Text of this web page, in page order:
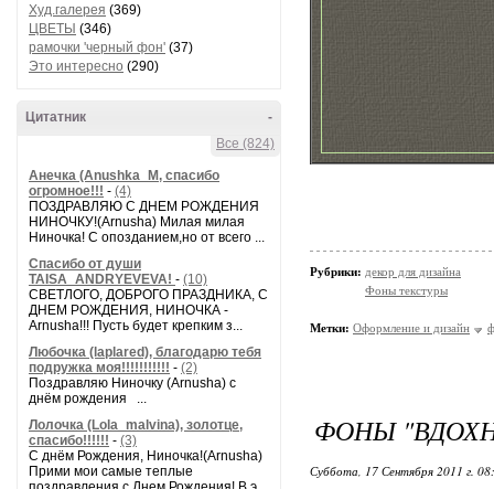
Худ.галерея (369)
ЦВЕТЫ (346)
рамочки 'черный фон' (37)
Это интересно (290)
-
Цитатник
Все (824)
Анечка (Anushka_M, спасибо
огромное!!! - (4)
ПОЗДРАВЛЯЮ С ДНЕМ РОЖДЕНИЯ
НИНОЧКУ!(Arnusha) Милая милая
Ниночка! С опозданием,но от всего ...
Спасибо от души
TAISA_ANDRYEVEVA! - (10)
СВЕТЛОГО, ДОБРОГО ПРАЗДНИКА, С
ДНЕМ РОЖДЕНИЯ, НИНОЧКА -
Arnusha!!! Пусть будет крепким з...
Любочка (laplared), благодарю тебя
подружка моя!!!!!!!!!!! - (2)
Поздравляю Ниночку (Arnusha) с
днём рождения ...
Лолочка (Lola_malvina), золотце,
спасибо!!!!!! - (3)
С днём Рождения, Ниночка!(Аrnusha)
Прими мои самые теплые
Рубрики: декор для дизайна
Фоны текстуры
Метки: Оформление и дизайн
ФОНЫ
Суббота, 17 Сентября 2011 г.